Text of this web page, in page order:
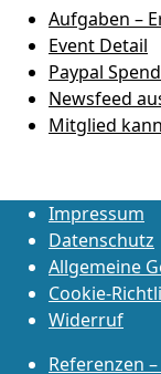
Aufgaben –
Event Detail
Paypal
Newsfeed
Mitglied
Impressum
Datenschutz
Allgemeine
Cookie-
Widerruf
Referenzen